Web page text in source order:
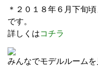
＊２０１８年６月下旬
です。
詳しくはコチラ
みんなでモデルルーム